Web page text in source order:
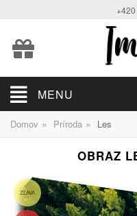
MENU
Domov » Príroda » Les
OBRAZ
ZĽAVA